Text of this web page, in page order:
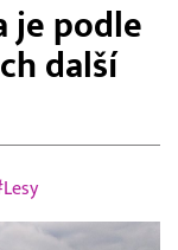
je podle
další